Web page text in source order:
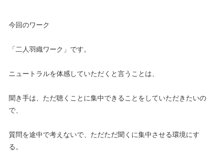
今回のワーク
「二人羽織ワーク」です。
ニュートラルを体感していただくと言うことは、
聞き手は、ただ聴くことに集中できることをしていただきたいの
で、
質問を途中で考えないで、ただただ聞くに集中させる環境にす
る。